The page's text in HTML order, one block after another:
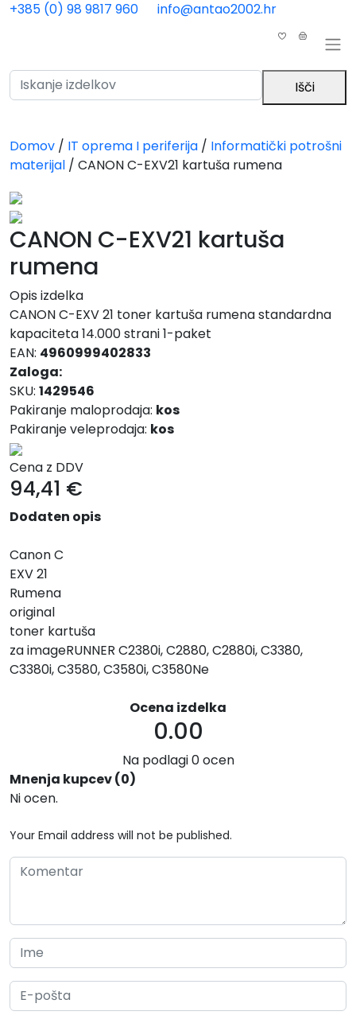
Skip to main content
+385 (0) 98 9817 960 info@antao2002.hr
Išči
Domov / IT oprema I periferija / Informatički potrošni
materijal / CANON C-EXV21 kartuša rumena
CANON C-EXV21 kartuša
rumena
Opis izdelka
CANON C-EXV 21 toner kartuša rumena standardna
kapaciteta 14.000 strani 1-paket
EAN: 4960999402833
Zaloga:
SKU: 1429546
Pakiranje maloprodaja: kos
Pakiranje veleprodaja: kos
Cena z DDV
94,41 €
Dodaten opis
Canon C
EXV 21
Rumena
original
toner kartuša
za imageRUNNER C2380i, C2880, C2880i, C3380,
C3380i, C3580, C3580i, C3580Ne
Mnenja kupcev (0)
Ni ocen.
Your Email address will not be published.
Ocena izdelka
0.00
Na podlagi 0 ocen